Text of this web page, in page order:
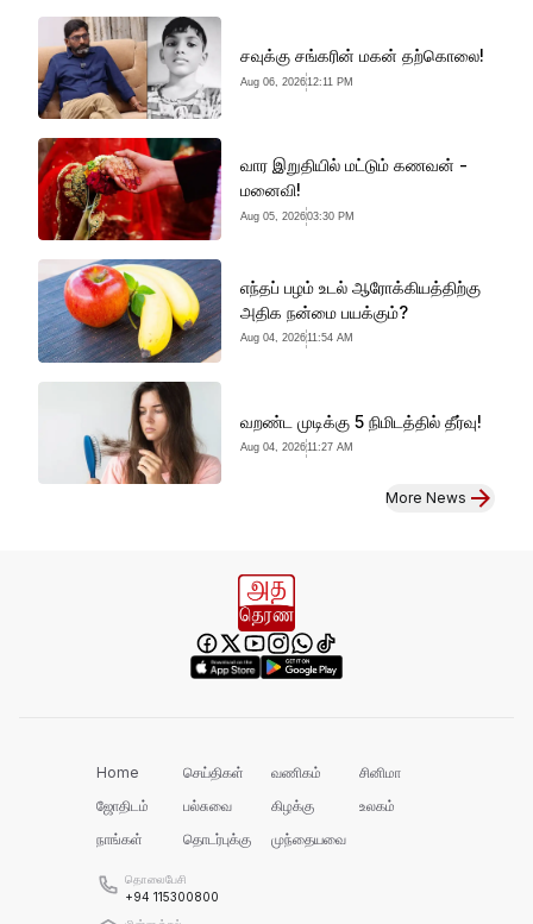
சவுக்கு சங்கரின் மகன் தற்கொலை!
Aug 06, 202612:11 PM
வார இறுதியில் மட்டும் கணவன் -
மனைவி!
Aug 05, 202603:30 PM
எந்தப் பழம் உடல் ஆரோக்கியத்திற்கு
அதிக நன்மை பயக்கும்?
Aug 04, 202611:54 AM
வறண்ட முடிக்கு 5 நிமிடத்தில் தீர்வு!
Aug 04, 202611:27 AM
More News
Home செய்திகள் வணிகம்
சினிமா
ஜோதிடம்
பல்சுவை கிழக்கு
உலகம்
நாங்கள்
தொடர்புக்கு முந்தையவை
தொலைபேசி
+94 115300800